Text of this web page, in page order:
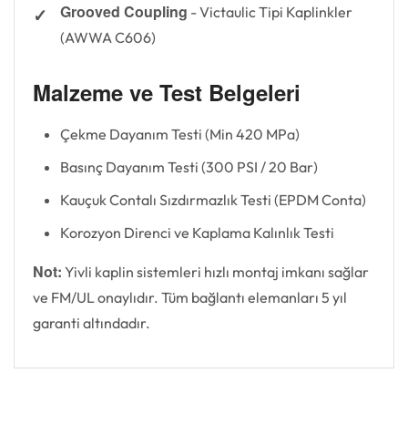
Grooved Coupling - Victaulic Tipi Kaplinkler
(AWWA C606)
Malzeme ve Test Belgeleri
Çekme Dayanım Testi (Min 420 MPa)
Basınç Dayanım Testi (300 PSI / 20 Bar)
Kauçuk Contalı Sızdırmazlık Testi (EPDM Conta)
Korozyon Direnci ve Kaplama Kalınlık Testi
Not: Yivli kaplin sistemleri hızlı montaj imkanı sağlar
ve FM/UL onaylıdır. Tüm bağlantı elemanları 5 yıl
garanti altındadır.